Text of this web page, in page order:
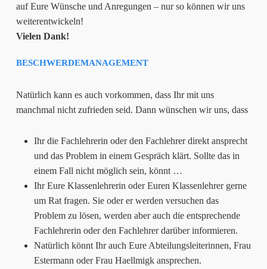
auf Eure Wünsche und Anregungen – nur so können wir uns
weiterentwickeln!
Vielen Dank!
BESCHWERDEMANAGEMENT
Natürlich kann es auch vorkommen, dass Ihr mit uns
manchmal nicht zufrieden seid. Dann wünschen wir uns, dass
Ihr die Fachlehrerin oder den Fachlehrer direkt ansprecht
und das Problem in einem Gespräch klärt. Sollte das in
einem Fall nicht möglich sein, könnt …
Ihr Eure Klassenlehrerin oder Euren Klassenlehrer gerne
um Rat fragen. Sie oder er werden versuchen das
Problem zu lösen, werden aber auch die entsprechende
Fachlehrerin oder den Fachlehrer darüber informieren.
Natürlich könnt Ihr auch Eure Abteilungsleiterinnen, Frau
Estermann oder Frau Haellmigk ansprechen.